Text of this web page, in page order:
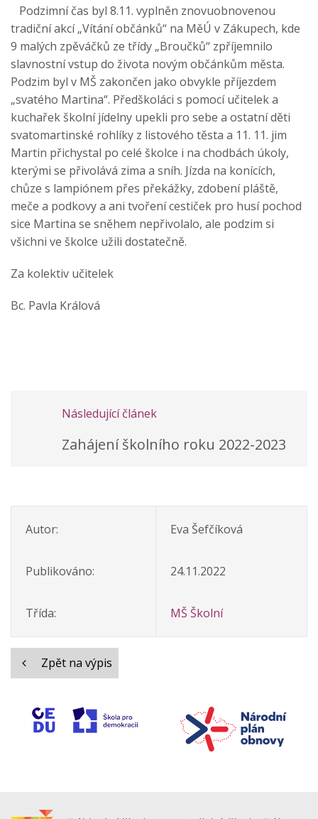
Podzimní čas byl 8.11. vyplněn znovuobnovenou
tradiční akcí „Vítání občánků“ na MěÚ v Zákupech, kde
9 malých zpěváčků ze třídy „Broučků“ zpříjemnilo
slavnostní vstup do života novým občánkům města.
Podzim byl v MŠ zakončen jako obvykle příjezdem
„svatého Martina“. Předškoláci s pomocí učitelek a
kuchařek školní jídelny upekli pro sebe a ostatní děti
svatomartinské rohlíky z listového těsta a 11. 11. jim
Martin přichystal po celé školce i na chodbách úkoly,
kterými se přivolává zima a sníh. Jízda na konících,
chůze s lampiónem přes překážky, zdobení pláště,
meče a podkovy a ani tvoření cestiček pro husí pochod
sice Martina se sněhem nepřivolalo, ale podzim si
všichni ve školce užili dostatečně.
Za kolektiv učitelek
Bc. Pavla Králová
Následující článek
Zahájení školního roku 2022-2023
Autor: Eva Šefčíková
Publikováno: 24.11.2022
Třída: MŠ Školní
Zpět na výpis